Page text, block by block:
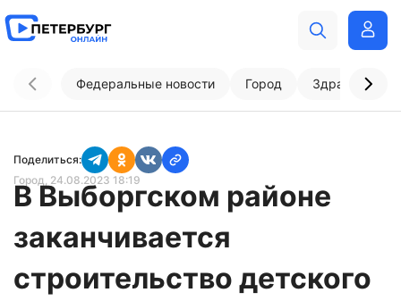
Федеральные новости Город
Поделиться:
Город, 24.08.2023 18:19
В Выборгском районе
заканчивается
строительство детского